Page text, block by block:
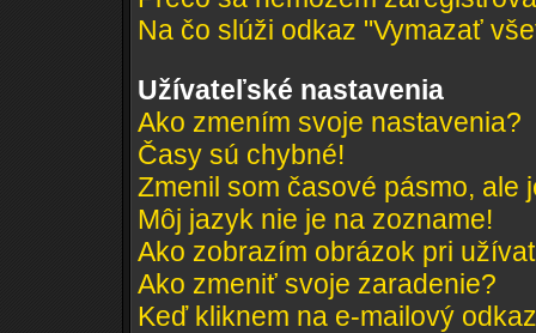
Na čo slúži odkaz "Vymazať
Užívateľské nastavenia
Ako zmením svoje nastavenia?
Časy sú chybné!
Zmenil som časové pásmo, ale
Môj jazyk nie je na zozname!
Ako zobrazím obrázok pri
Ako zmeniť svoje zaradenie?
Keď kliknem na e-mailový